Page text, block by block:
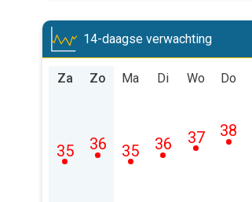
14-daagse verwachting
Za
35
Zo
36
Ma
35
Di
36
Wo
37
Do
38